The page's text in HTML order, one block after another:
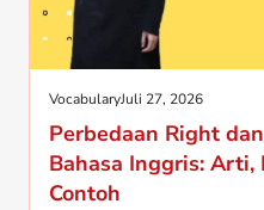
VocabularyJuli 27, 2026
Perbedaan Right
Bahasa Inggris: Arti,
Contoh